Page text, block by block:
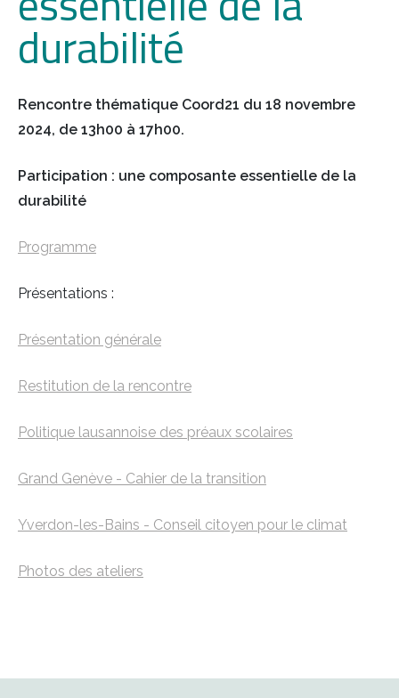
durabilité
Rencontre thématique Coord21 du 18 novembre
2024, de 13h00 à 17h00.
Participation : une composante essentielle de la
durabilité
Programme
Présentations :
Présentation générale
Restitution de la rencontre
Politique lausannoise des préaux scolaires
Grand Genève - Cahier de la transition
Yverdon-les-Bains - Conseil citoyen pour le climat
Photos des ateliers